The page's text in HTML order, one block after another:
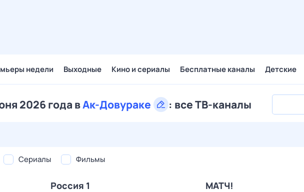
недели Выходные Кино и сериалы Бесплатные каналы Детские
2026 года вАк-Довураке : все ТВ-каналы
Сериалы Фильмы
Россия 1 МАТЧ!